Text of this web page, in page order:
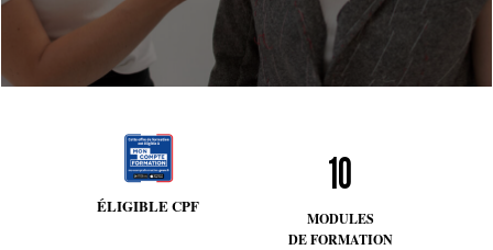
ÉLIGIBLE CPF
10
MODULES
DE FORMATION